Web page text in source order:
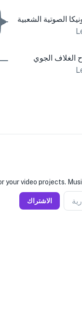
الصوتية الشعبية
الغلاف الجوي
your video projects.
الاشتراك